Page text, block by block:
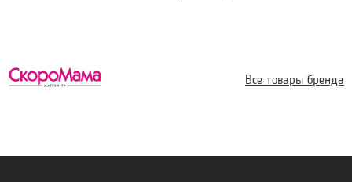
Все товары бренда